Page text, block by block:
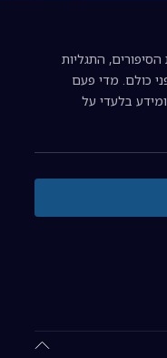
התגליות
כולם. מדי פעם
בלעדי על